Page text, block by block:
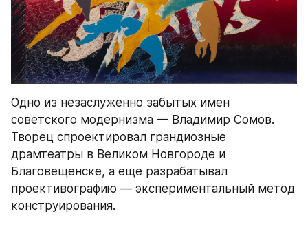
Одно из незаслуженно забытых имен
советского модернизма — Владимир Сомов.
Творец спроектировал грандиозные
драмтеатры в Великом Новгороде и
Благовещенске, а еще разрабатывал
проективографию — экспериментальный метод
конструирования.